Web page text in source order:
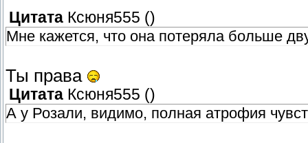
Цитата Ксюня555 ()
Мне кажется, что она потеряла больше
Ты права
Цитата Ксюня555 ()
А у Розали, видимо, полная атрофия